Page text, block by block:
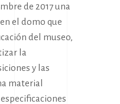
de 2017 una
el domo que
del museo,
la
y las
material